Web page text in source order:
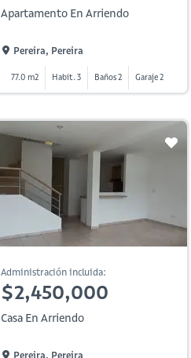
Apartamento En Arriendo
Pereira, Pereira
77.0 m2 Habit. 3 Baños 2 Garaje 2
Administración incluida:
$2,450,000
Casa En Arriendo
Pereira, Pereira